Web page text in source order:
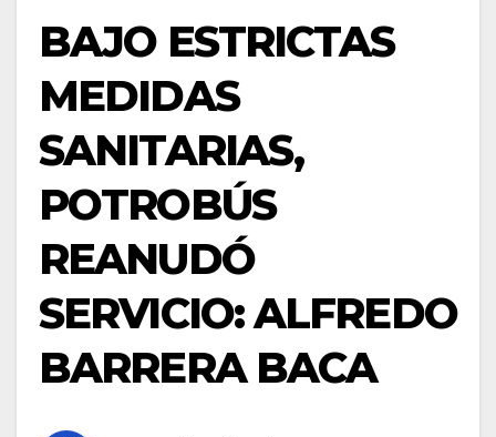
BAJO ESTRICTAS
MEDIDAS
SANITARIAS,
POTROBÚS
REANUDÓ
SERVICIO: ALFREDO
BARRERA BACA